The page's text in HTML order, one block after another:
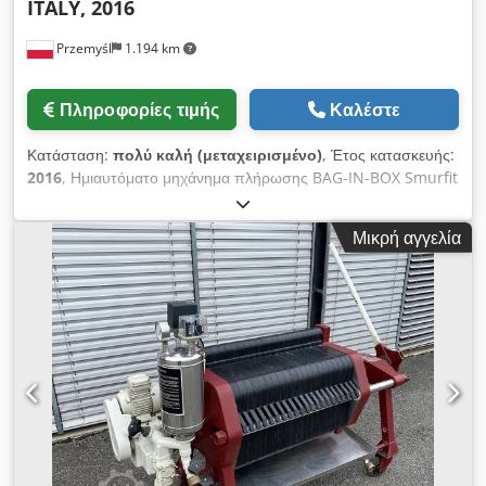
Przemyśl 1.194 km
ITALY, 2016
Πληροφορίες τιμής Καλέστε
Κατάσταση: πολύ καλή (μεταχειρισμένο), Έτος κατασκευής:
2016, Ημιαυτόματο μηχάνημα πλήρωσης BAG-IN-BOX Smurfit
Kappa Vitop, ΙΤΑΛΙΑ, 2016 Όγκος πλήρωσης σακούλας από
1L έως 28L Όγκος πλήρωσης Pouch-up από 1L έως 3L
Πίνακας ελέγχου με οθόνη αφής Το ημιαυτόματο μηχάνημα
πλήρωσης Vitop έχει σχεδιαστεί για την πλήρωση υγρών και
ημι-υγρών προϊόντων σε σακούλες και φακελάκια (pouches).
Βελτιωμένη διάρκεια ζωής του υγρού χάρη στη καινοτόμο
βαλβίδα πλήρωσης που διαχωρίζει τα κυκλώματα κενού και
αζώτου Εύκολο στη χρήση και συντήρηση Ακριβής
ηλεκτρομαγνητικός μετρητής ροής για ακρίβεια στην πλήρωση
Υγιεινό: Εξοπλισμένο με πρόγραμμα καθαρισμού και
απολύμανσης Cedpoyr Awbefx Alxeha Κατάλληλο για Vitop®
Original και Vitop® Compact Απλή ρύθμιση μεταξύ
διαφορετικών μεγεθών Προαιρετικά διαθέσιμη ροή καθαρού
Μικρή αγγελία